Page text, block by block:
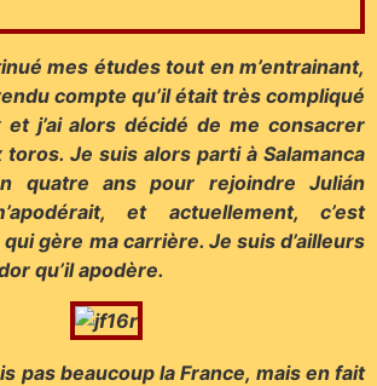
mes études tout en m’entrainant,
compte qu’il était très compliqué
et j’ai alors décidé de me consacrer
Je suis alors parti à Salamanca
quatre ans pour rejoindre Julián
et actuellement, c’est
gère ma carrière. Je suis d’ailleurs
qu’il apodère.
pas beaucoup la France, mais en fait